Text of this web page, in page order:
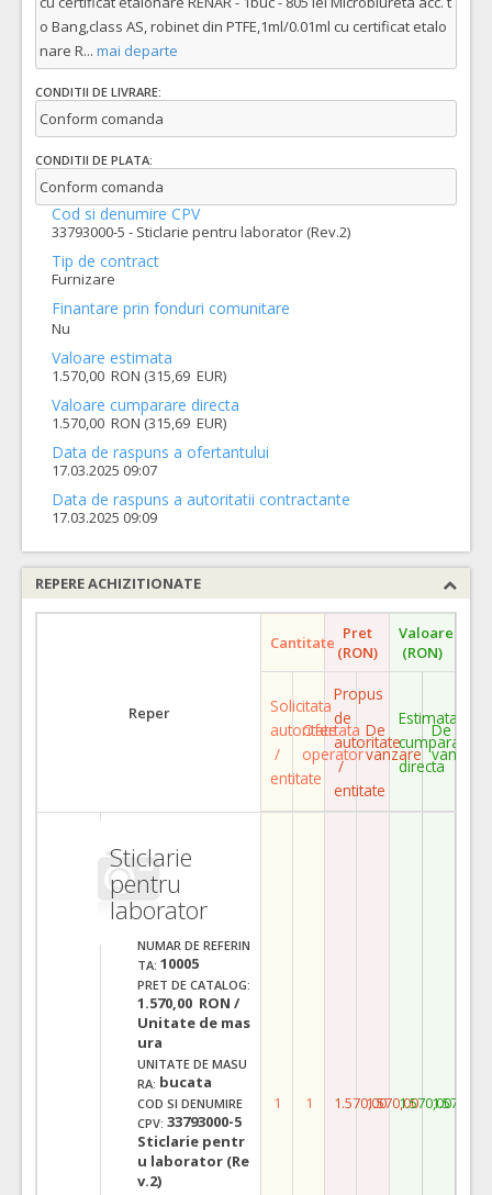
o Bang,class AS, robinet din PTFE,1ml/0.01ml cu certificat etalo
nare R... mai departe
CONDITII DE LIVRARE:
Conform comanda
CONDITII DE PLATA:
Conform comanda
Cod si denumire CPV
33793000-5 - Sticlarie pentru laborator (Rev.2)
Tip de contract
Furnizare
Finantare prin fonduri comunitare
Nu
Valoare estimata
1.570,00 RON (315,69 EUR)
Valoare cumparare directa
1.570,00 RON (315,69 EUR)
Data de raspuns a ofertantului
17.03.2025 09:07
Data de raspuns a autoritatii contractante
17.03.2025 09:09
REPERE ACHIZITIONATE
Reper
Cantitate Pret
(RON)
Valoare
(RON)
Solicitata
autoritate
/
entitate
Ofertata
operator
Propus
de
autoritate
/
entitate
De
vanzare
Estimata
cumparare
directa
De
vanzare
Sticlarie
pentru
laborator
NUMAR DE REFERIN
TA: 10005
PRET DE CATALOG:
1.570,00 RON /
Unitate de mas
ura
UNITATE DE MASU
RA: bucata
COD SI DENUMIRE
CPV: 33793000-5
Sticlarie pentr
u laborator (Re
v.2)
1 1 1.570,001.570,001.570,001.570,00